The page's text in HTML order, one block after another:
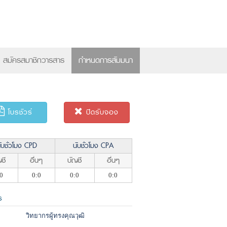
สมัครสมาชิกวารสาร กำหนดการสัมมนา
โบรชัวร์ ปิดรับจอง
ชั่วโมง CPD
นับชั่วโมง CPA
อื่นๆ บัญชี อื่นๆ
0:0 0:0 0:0
วิทยากรผู้ทรงคุณวุฒิ